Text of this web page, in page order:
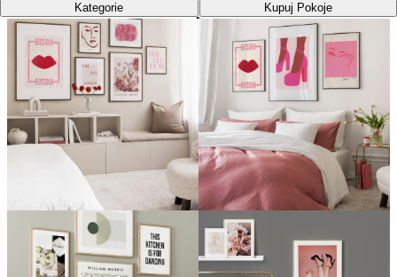
Kategorie Kupuj Pokoje